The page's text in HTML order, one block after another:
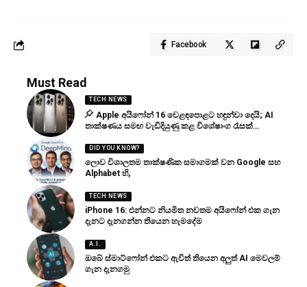
Facebook
Must Read
TECH NEWS
Apple අයිෆෝන් 16 වෙළඳපොළට හඳුන්වා දෙයි; AI
තාක්ෂණය සමඟ වැඩිදියුණු කළ විශේෂාංග රැසක්…
DID YOU KNOW?
ලොව විශාලතම තාක්ෂණික සමාගමක් වන Google සහ
Alphabet හි,
TECH NEWS
iPhone 16: එන්නට නියමිත නවතම අයිෆෝන් එක ගැන
දැනට දැනගන්න තියෙන හැමදේම
A.I.
ඔබේ ස්මාට්ෆෝන් එකට ඇවිත් තියෙන අලුත් AI මෙවලම්
ගැන දැනගමු